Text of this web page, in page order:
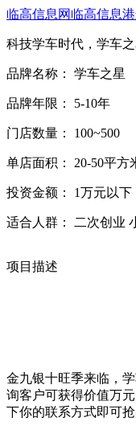
临高信息网 临高信息港
科技学车时代，学车
品牌名称： 学车之星
品牌年限： 5-10年
门店数量： 100~500
单店面积： 20-50平方
投资金额： 1万元以下
适合人群： 二次创业
项目描述
金九银十旺季来临，
询客户可获得价值万
下你的联系方式即可抢